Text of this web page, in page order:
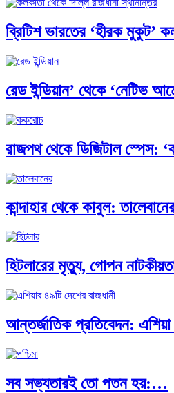
ব্রিটিশ ভারতের ‘হীরক মুকুট’
রেড ইন্ডিয়ান’ থেকে ‘নেটিভ
রাজপথ থেকে ডিজিটাল স্পেস:
কান্দাহার থেকে কাবুল:
হিটলারের মৃত্যু, গোপন
আন্তর্জাতিক প্রতিবেদন:
সব সভ্যতারই তো পতন হয়:…